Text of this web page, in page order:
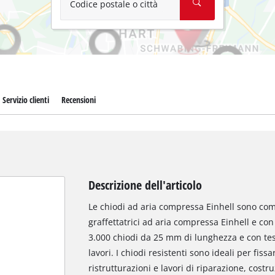
Codice postale o città
Servizio clienti Recensioni
Descrizione dell'articolo
Le chiodi ad aria compressa Einhell sono
graffettatrici ad aria compressa Einhell e
3.000 chiodi da 25 mm di lunghezza e con
lavori. I chiodi resistenti sono ideali per
ristrutturazioni e lavori di riparazione,